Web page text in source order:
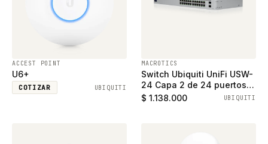
ACCEST POINT
U6+
COTIZAR UBIQUITI
MACROTICS
Switch Ubiquiti UniFi USW-
24 Capa 2 de 24 puertos
ethernet gigabit y 2
$ 1.138.000 UBIQUITI